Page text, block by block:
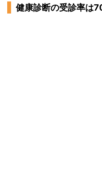
健康診断の受診率は